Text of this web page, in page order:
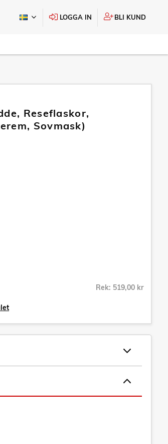
LOGGA IN BLI KUND
Reseflaskor,
Sovmask)
Rek: 519,00 kr